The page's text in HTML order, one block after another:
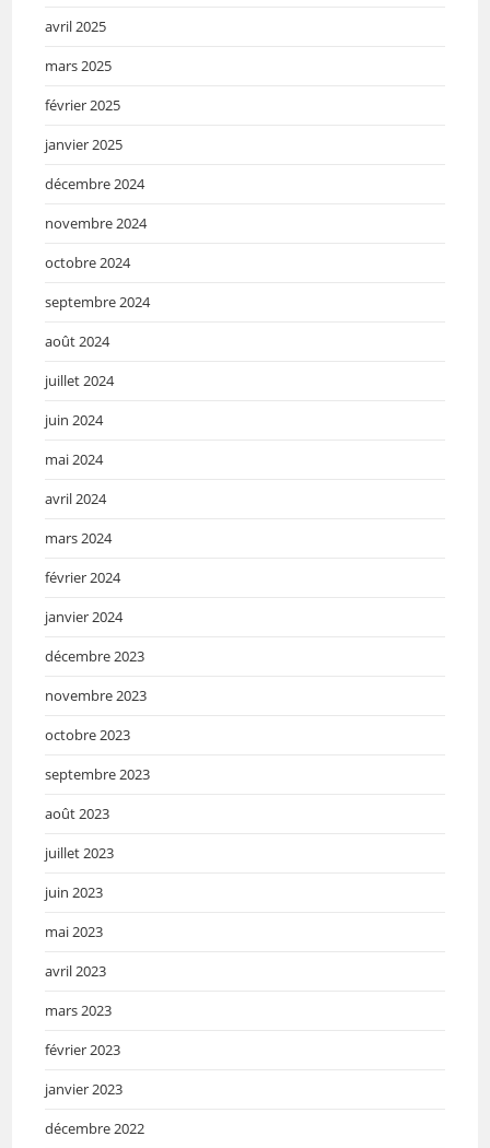
avril 2025
mars 2025
février 2025
janvier 2025
décembre 2024
novembre 2024
octobre 2024
septembre 2024
août 2024
juillet 2024
juin 2024
mai 2024
avril 2024
mars 2024
février 2024
janvier 2024
décembre 2023
novembre 2023
octobre 2023
septembre 2023
août 2023
juillet 2023
juin 2023
mai 2023
avril 2023
mars 2023
février 2023
janvier 2023
décembre 2022